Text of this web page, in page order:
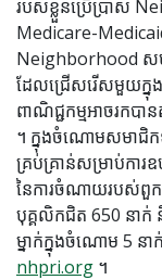
របស់ខ្លួនប្រើប្រាស់
Medicare-
Neighborhood សម
ដែលជ្រើសរើសមួយក្
ពាណិជ្ជកម្មអាចរកបា
។ ក្នុងចំណោមសមាជិក
គ្រប់គ្រាន់សម្រាប់ការ
នៃការចំណាយរបស់ពួ
បុគ្គលិកជិត 650 នាក់
ម្នាក់ក្នុងចំណោម 5 ន
nhpri.org ។